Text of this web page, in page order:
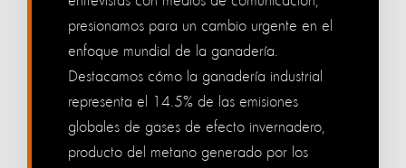
presionamos para un cambio urgente en el
enfoque mundial de la ganadería.
Destacamos cómo la ganadería industrial
representa el 14.5% de las emisiones
globales de gases de efecto invernadero,
producto del metano generado por los